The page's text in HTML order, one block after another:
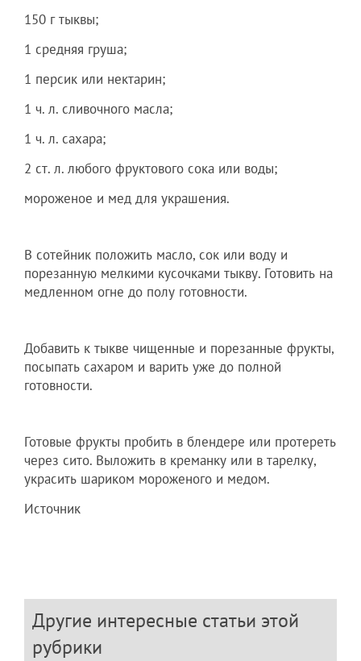
150 г тыквы;
1 средняя груша;
1 персик или нектарин;
1 ч. л. сливочного масла;
1 ч. л. сахара;
2 ст. л. любого фруктового сока или воды;
мороженое и мед для украшения.
В сотейник положить масло, сок или воду и
порезанную мелкими кусочками тыкву. Готовить на
медленном огне до полу готовности.
Добавить к тыкве чищенные и порезанные фрукты,
посыпать сахаром и варить уже до полной
готовности.
Готовые фрукты пробить в блендере или протереть
через сито. Выложить в креманку или в тарелку,
украсить шариком мороженого и медом.
Источник
Другие интересные статьи этой
рубрики